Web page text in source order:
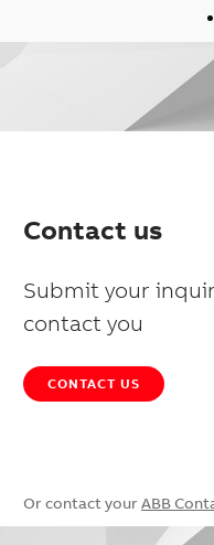
Contact us
Submit your
contact you
CONTACT US
Or contact your ABB